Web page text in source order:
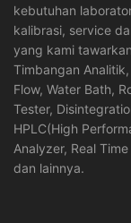
kebutuhan
kalibrasi, service
yang kami
Timbangan
Flow, Water Bath,
Tester,
HPLC(High
Analyzer, Real
dan lainnya.